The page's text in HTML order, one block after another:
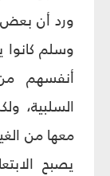
ورد أن بعض
وسلم
أنفسهم
السلبية،
معها من
يصبح